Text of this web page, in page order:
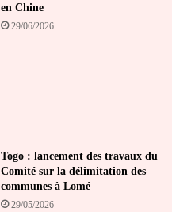
en Chine
29/06/2026
Togo : lancement des travaux du
Comité sur la délimitation des
communes à Lomé
29/05/2026